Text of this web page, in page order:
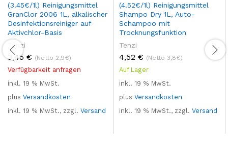
(3.45€/1l) Reinigungsmittel
GranClor 2006 1L, alkalischer
Desinfektionsreiniger auf
Aktivchlor-Basis
Tenzi
3,45 € (Netto 2,9€)
Verfügbarkeit anfragen
inkl. 19 % MwSt.
plus Versandkosten
inkl. 19 % MwSt., zzgl. Versand
(4.52€/1l) Reinigungsmittel
Shampo Dry 1L, Auto-
Schampoo mit
Trocknungsfunktion
Tenzi
4,52 € (Netto 3,8€)
Auf Lager
inkl. 19 % MwSt.
plus Versandkosten
inkl. 19 % MwSt., zzgl. Versand